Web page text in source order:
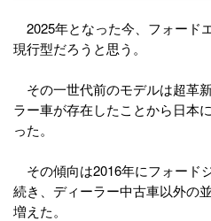
2025年となった今、フォード
現行型だろうと思う。
その一世代前のモデルは超革
ラー車が存在したことから日本
った。
その傾向は2016年にフォード
続き、ディーラー中古車以外の
増えた。